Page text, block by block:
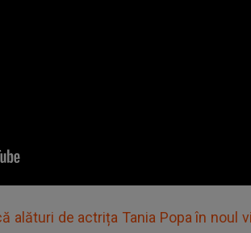
alături de actrița Tania Popa în noul